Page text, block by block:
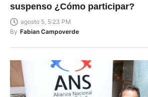
suspenso ¿Cómo participar?
agosto 5, 5:23 PM
By Fabian Campoverde